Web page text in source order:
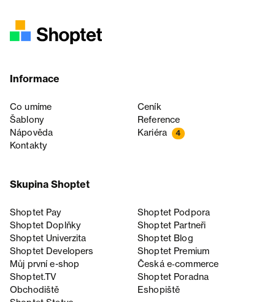
Informace
Co umíme
Ceník
Šablony
Reference
Nápověda
Kariéra 4
Kontakty
Skupina Shoptet
Shoptet Pay
Shoptet Podpora
Shoptet Doplňky
Shoptet Partneři
Shoptet Univerzita
Shoptet Blog
Shoptet Developers
Shoptet Premium
Můj první e-shop
Česká e‑commerce
Shoptet.TV
Shoptet Poradna
Obchodiště
Eshopiště